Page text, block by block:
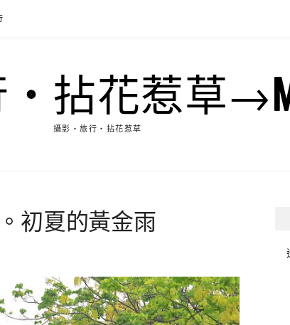
拈花惹草
攝影‧旅行‧拈花惹草
初夏的黃金雨